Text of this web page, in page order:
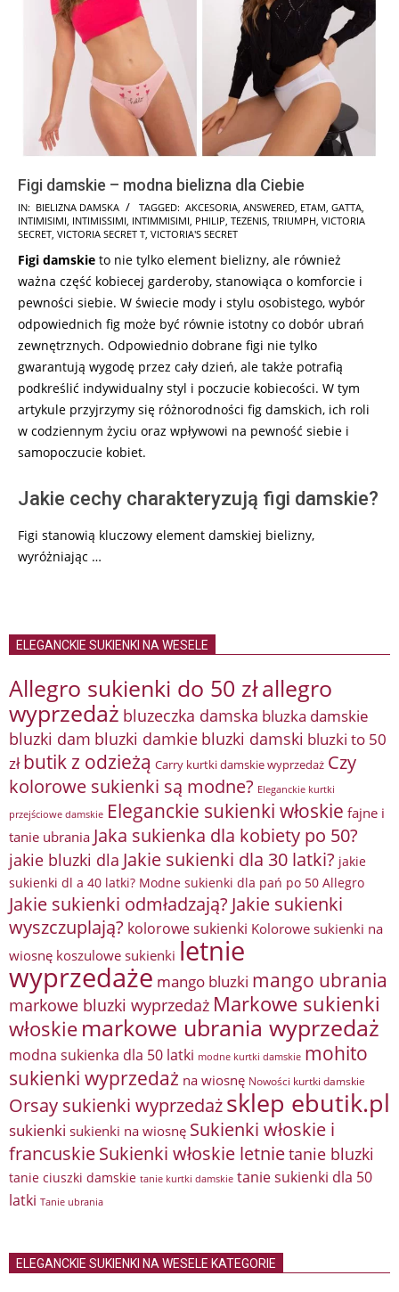
Figi damskie – modna bielizna dla Ciebie
2025-
01-
IN: BIELIZNA DAMSKA TAGGED: AKCESORIA ANSWERED ETAM GATTA
INTIMISIMI INTIMISSIMI INTIMMISIMI PHILIP TEZENIS TRIUMPH VICTORIA
SECRET VICTORIA SECRET T VICTORIA'S SECRET
Figi damskie to nie tylko element bielizny, ale również
ważna część kobiecej garderoby, stanowiąca o komforcie i
pewności siebie. W świecie mody i stylu osobistego, wybór
odpowiednich fig może być równie istotny co dobór ubrań
zewnętrznych. Odpowiednio dobrane figi nie tylko
gwarantują wygodę przez cały dzień, ale także potrafią
podkreślić indywidualny styl i poczucie kobiecości. W tym
artykule przyjrzymy się różnorodności fig damskich, ich roli
w codziennym życiu oraz wpływowi na pewność siebie i
samopoczucie kobiet.
Jakie cechy charakteryzują figi damskie?
Figi stanowią kluczowy element damskiej bielizny,
wyróżniając …
ELEGANCKIE SUKIENKI NA WESELE
Allegro sukienki do 50 złallegro
wyprzedaż bluzeczka damska bluzka damskie
bluzki dam bluzki damkie bluzki damski bluzki to 50
zł butik z odzieżą Carry kurtki damskie wyprzedaż Czy
kolorowe sukienki są modne? Eleganckie kurtki
przejściowe damskie Eleganckie sukienki włoskie fajne i
tanie ubrania Jaka sukienka dla kobiety po 50?
jakie bluzki dla Jakie sukienki dla 30 latki? jakie
sukienki dl a 40 latki? Modne sukienki dla pań po 50 Allegro
Jakie sukienki odmładzają? Jakie sukienki
wyszczuplają? kolorowe sukienki Kolorowe sukienki na
wiosnę koszulowe sukienki letnie
wyprzedaże mango bluzki mango ubrania
markowe bluzki wyprzedaż Markowe sukienki
włoskie markowe ubrania wyprzedaż
modna sukienka dla 50 latki modne kurtki damskie mohito
sukienki wyprzedaż na wiosnę Nowości kurtki damskie
Orsay sukienki wyprzedażsklep ebutik.pl
sukienki sukienki na wiosnę Sukienki włoskie i
francuskieSukienki włoskie letnietanie bluzki
tanie ciuszki damskie tanie kurtki damskie tanie sukienki dla 50
latki Tanie ubrania
ELEGANCKIE SUKIENKI NA WESELE KATEGORIE